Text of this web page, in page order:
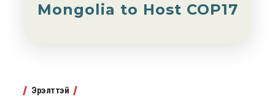
Mongolia to Host COP17
Эрэлттэй